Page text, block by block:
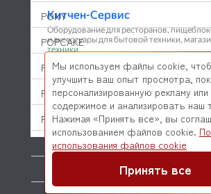
PONY
POPCAKE
PRATICA
PRIMAX
PRIMUS
PRISMAFOOD
© 2026 Kitchen-Service.com Интернет-
и оборудования профессиональной кухни
Мы используем файлы cookie,
улучшить ваш опыт просмотра,
персонализированную рекламу или
содержимое и анализировать наш
Нажимая «Принять все», вы
использованием файлов cookie.
использования файлов cookie
Принять все